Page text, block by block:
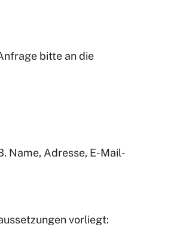
bitte an die
Name, Adresse, E-Mail-
vorliegt: